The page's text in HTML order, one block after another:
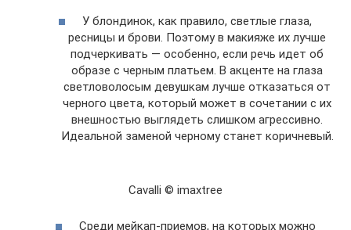
У блондинок, как правило, светлые глаза,
ресницы и брови. Поэтому в макияже их лучше
подчеркивать — особенно, если речь идет об
образе с черным платьем. В акценте на глаза
светловолосым девушкам лучше отказаться от
черного цвета, который может в сочетании с их
внешностью выглядеть слишком агрессивно.
Идеальной заменой черному станет коричневый.
Cavalli © imaxtree
Среди мейкап-приемов, на которых можно